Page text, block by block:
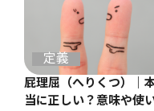
定義
屁理屈（へりくつ）｜
当に正しい？意味や使